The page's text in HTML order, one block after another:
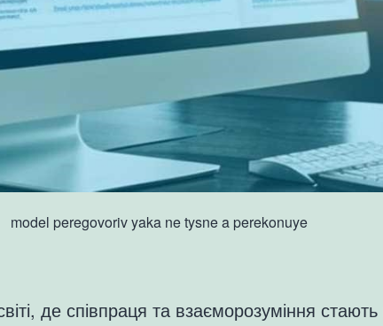
model peregovoriv yaka ne tysne a perekonuye
де співпраця та взаєморозуміння